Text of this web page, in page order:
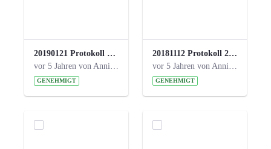
20190121 Protokoll 25. Steuerungskreis.pdf
vor 5 Jahren von Anni Schlumberger
GENEHMIGT
20181112 Protokoll 24. Steuerungskreis.pdf
vor 5 Jahren von Anni Schlumberger
GENEHMIGT